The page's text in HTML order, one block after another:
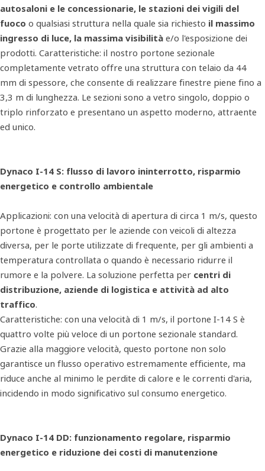
autosaloni e le concessionarie, le stazioni dei vigili del
fuoco o qualsiasi struttura nella quale sia richiesto il massimo
ingresso di luce, la massima visibilità e/o l'esposizione dei
prodotti. Caratteristiche: il nostro portone sezionale
completamente vetrato offre una struttura con telaio da 44
mm di spessore, che consente di realizzare finestre piene fino a
3,3 m di lunghezza. Le sezioni sono a vetro singolo, doppio o
triplo rinforzato e presentano un aspetto moderno, attraente
ed unico.
Dynaco I-14 S: flusso di lavoro ininterrotto, risparmio
energetico e controllo ambientale
Applicazioni: con una velocità di apertura di circa 1 m/s, questo
portone è progettato per le aziende con veicoli di altezza
diversa, per le porte utilizzate di frequente, per gli ambienti a
temperatura controllata o quando è necessario ridurre il
rumore e la polvere. La soluzione perfetta per centri di
distribuzione, aziende di logistica e attività ad alto
traffico.
Caratteristiche: con una velocità di 1 m/s, il portone I-14 S è
quattro volte più veloce di un portone sezionale standard.
Grazie alla maggiore velocità, questo portone non solo
garantisce un flusso operativo estremamente efficiente, ma
riduce anche al minimo le perdite di calore e le correnti d'aria,
incidendo in modo significativo sul consumo energetico.
Dynaco I-14 DD: funzionamento regolare, risparmio
energetico e riduzione dei costi di manutenzione